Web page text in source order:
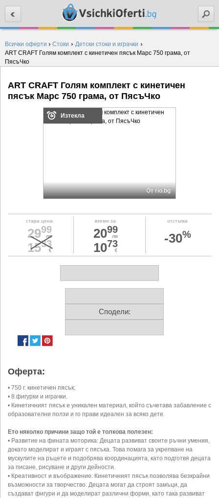
Всички оферти › Стоки › Детски стоки и играчки ›
ART CRAFT Голям комплект с кинетичен пясък Марс 750 грама, от
ПясъЧко
ART CRAFT Голям комплект с кинетичен
пясък Марс 750 грама, от ПясъЧко
Изтекла
От rio.bg
стара цена
2999
лв
1533
€
вземи за
2099
лв
1073
€
отстъпка
-30%
Сподели:
Оферта:
• 750 г. кинетичен пясък;
• 8 фигурки и играчки.
• Кинетичният пясък е уникален материал, който съчетава забавление с
образователни ползи и го прави идеален за всяко дете.
Ето няколко причини защо той е толкова полезен:
• Развитие на фината моторика: Децата развиват своите ръчни умения,
докато моделират и играят с пясъка. Това помага за укрепване на
мускулите на ръцете и подобрява координацията, като подготвя децата
за писане, рисуване и други дейности.
• Креативност и въображение: Кинетичният пясък позволява безкрайни
възможности за творчество. Децата могат да строят замъци, да
създават фигури и да моделират различни форми, като така развиват